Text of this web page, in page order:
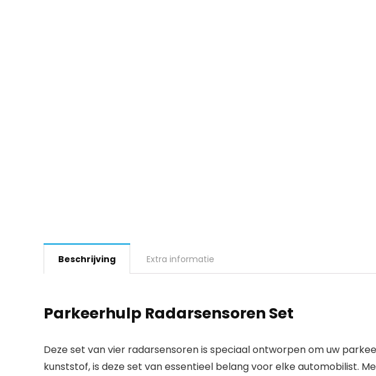
Beschrijving Extra informatie
Parkeerhulp Radarsensoren Set
Deze set van vier radarsensoren is speciaal ontworpen om uw
kunststof, is deze set van essentieel belang voor elke automobilist.